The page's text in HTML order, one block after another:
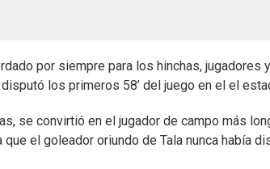
por siempre para los hinchas, jugadores
los primeros 58’ del juego en el el
se convirtió en el jugador de campo más
el goleador oriundo de Tala nunca había